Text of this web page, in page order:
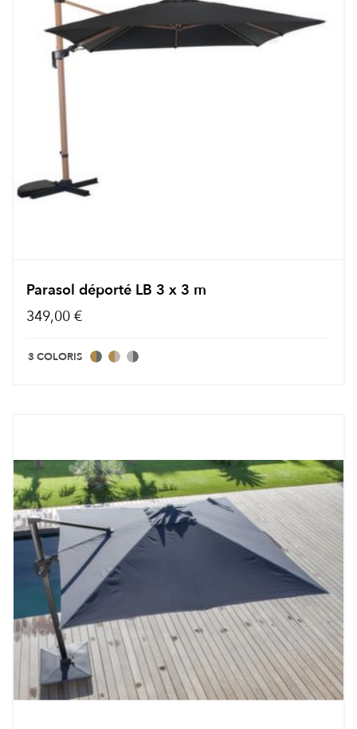
Parasol déporté LB 3 x 3 m
349,00 €
3 COLORIS